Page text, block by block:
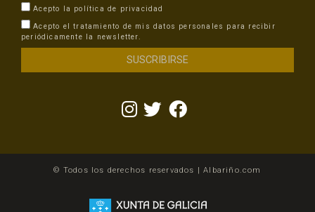
Acepto la política de privacidad
Acepto el tratamiento de mis datos personales para recibir
periódicamente la newsletter.
© Todos los derechos reservados | Albariño.com